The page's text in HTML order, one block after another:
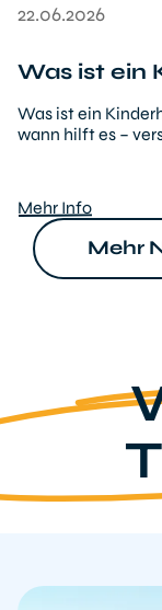
22.06.2026
Was ist ein
Was ist ein
wann hilft es –
Mehr Info
Mehr